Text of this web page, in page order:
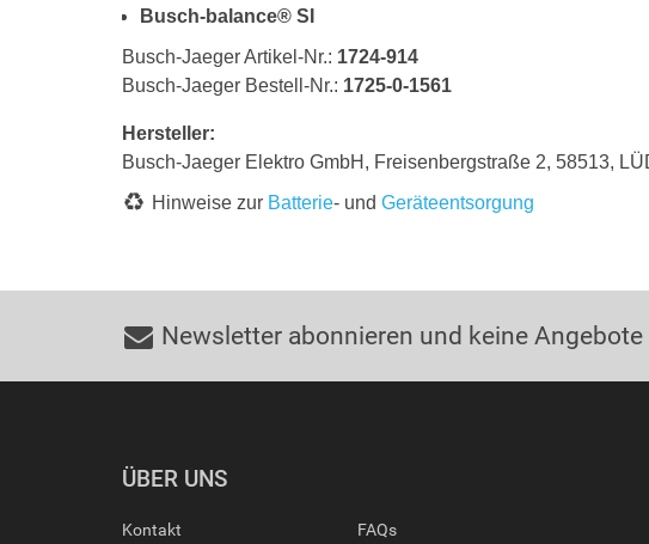
Busch-balance® SI
Busch-Jaeger Artikel-Nr.: 1724-914
Busch-Jaeger Bestell-Nr.: 1725-0-1561
Hersteller:
Busch-Jaeger Elektro GmbH, Freisenbergstraße 2, 58513,
Hinweise zur Batterie- und Geräteentsorgung
Newsletter abonnieren und keine Angebote
ÜBER UNS
Kontakt
FAQs